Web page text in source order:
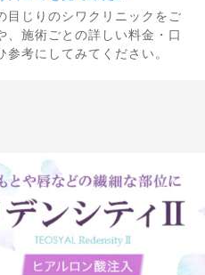
目じりのシワクリニックをご
施術ごとの詳しい料金・口
考にしてみてください。